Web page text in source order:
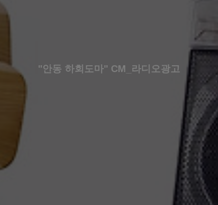
"안동 하회도마" CM_라디오광고